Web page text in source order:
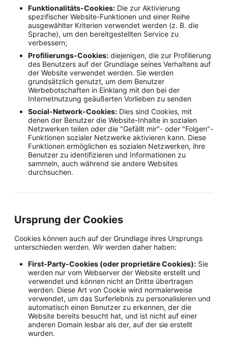
Funktionalitäts-Cookies: Die zur Aktivierung
spezifischer Website-Funktionen und einer Reihe
ausgewählter Kriterien verwendet werden (z. B. die
Sprache), um den bereitgestellten Service zu
verbessern;
Profilierungs-Cookies: diejenigen, die zur Profilierung
des Benutzers auf der Grundlage seines Verhaltens auf
der Website verwendet werden. Sie werden
grundsätzlich genutzt, um dem Benutzer
Werbebotschaften in Einklang mit den bei der
Internetnutzung geäußerten Vorlieben zu senden
Social-Network-Cookies: Dies sind Cookies, mit
denen der Benutzer die Website-Inhalte in sozialen
Netzwerken teilen oder die "Gefällt mir"- oder "Folgen"-
Funktionen sozialer Netzwerke aktivieren kann. Diese
Funktionen ermöglichen es sozialen Netzwerken, ihre
Benutzer zu identifizieren und Informationen zu
sammeln, auch während sie andere Websites
durchsuchen.
Ursprung der Cookies
Cookies können auch auf der Grundlage ihres Ursprungs
unterschieden werden. Wir werden daher haben:
First-Party-Cookies (oder proprietäre Cookies): Sie
werden nur vom Webserver der Website erstellt und
verwendet und können nicht an Dritte übertragen
werden. Diese Art von Cookie wird normalerweise
verwendet, um das Surferlebnis zu personalisieren und
automatisch einen Benutzer zu erkennen, der die
Website bereits besucht hat, und ist nicht auf einer
anderen Domain lesbar als der, auf der sie erstellt
wurden.